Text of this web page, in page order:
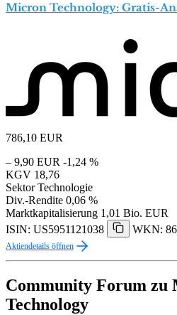
Micron Technology: Gratis-
786,10 EUR
– 9,90 EUR -1,24 %
KGV 18,76
Sektor Technologie
Div.-Rendite 0,06 %
Marktkapitalisierung 1,01 Bio. EUR
ISIN: US5951121038
WKN:
Aktiendetails öffnen
Community Forum zu
Technology